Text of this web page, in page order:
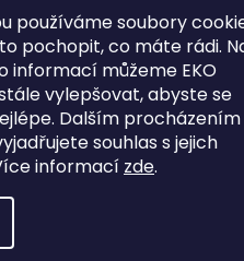
používáme soubory
pochopit, co máte rádi.
informací můžeme EKO
vylepšovat, abyste se
Dalším procházením
souhlas s jejich
informací zde.